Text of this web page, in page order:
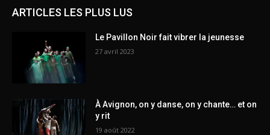
ARTICLES LES PLUS LUS
Le Pavillon Noir fait vibrer la jeunesse
27 avril 2023
À Avignon, on y danse, on y chante… et on
y rit
19 août 2022